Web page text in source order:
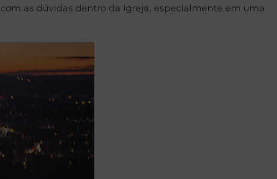
as dúvidas dentro da Igreja, especialmente em uma